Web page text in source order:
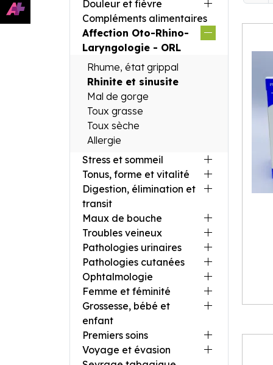
Douleur et fièvre
Compléments alimentaires
Affection Oto-Rhino-
Laryngologie - ORL
Rhume, état grippal
Rhinite et sinusite
Mal de gorge
Toux grasse
Toux sèche
Allergie
Stress et sommeil
Tonus, forme et vitalité
Digestion, élimination et
transit
Maux de bouche
Troubles veineux
Pathologies urinaires
Pathologies cutanées
Ophtalmologie
Femme et féminité
Grossesse, bébé et
enfant
Premiers soins
Voyage et évasion